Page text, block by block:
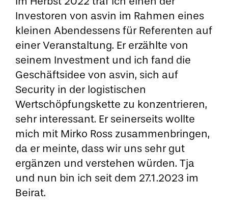
Investoren von asvin im Rahmen eines
kleinen Abendessens für Referenten auf
einer Veranstaltung. Er erzählte von
seinem Investment und ich fand die
Geschäftsidee von asvin, sich auf
Security in der logistischen
Wertschöpfungskette zu konzentrieren,
sehr interessant. Er seinerseits wollte
mich mit Mirko Ross zusammenbringen,
da er meinte, dass wir uns sehr gut
ergänzen und verstehen würden. Tja
und nun bin ich seit dem 27.1.2023 im
Beirat.